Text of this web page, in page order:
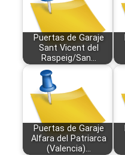
Puertas de Garaje
Sant Vicent del
Raspeig/San…
Puertas de Garaje
Alfara del Patriarca
(Valencia)…